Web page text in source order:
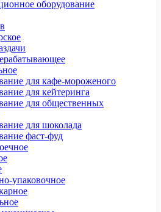
оборудование
для кафе-мороженого
для кейтеринга
для общественных
для шоколада
фаст-фуд
упаковочное